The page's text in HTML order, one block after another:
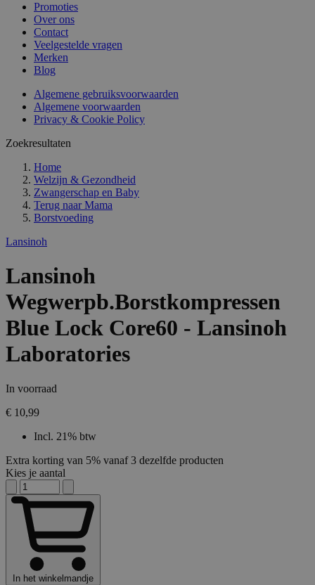
Promoties
Over ons
Contact
Veelgestelde vragen
Merken
Blog
Algemene gebruiksvoorwaarden
Algemene voorwaarden
Privacy & Cookie Policy
Zoekresultaten
Home
Welzijn & Gezondheid
Zwangerschap en Baby
Terug naar Mama
Borstvoeding
Lansinoh
Lansinoh
Wegwerpb.Borstkompressen
Blue Lock Core60 - Lansinoh
Laboratories
In voorraad
€ 10,99
Incl. 21% btw
Extra korting van 5% vanaf 3 dezelfde producten
Kies je aantal
In het winkelmandje